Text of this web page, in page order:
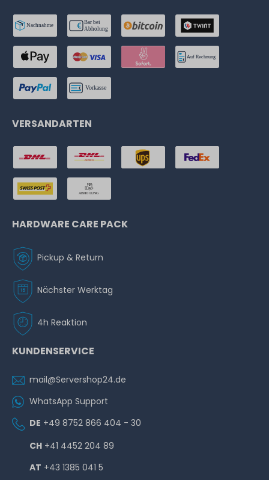
VERSANDARTEN
HARDWARE CARE PACK
Pickup & Return
Nächster Werktag
4h Reaktion
KUNDENSERVICE
mail@Servershop24.de
WhatsApp Support
DE +49 8752 866 404 - 30
CH +41 4452 204 89
AT +43 1385 041 5